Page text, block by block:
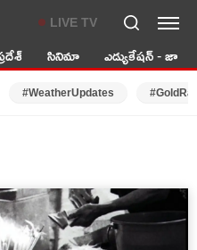
LIVE TV
సినిమా ఎడ్యుకేషన్ - జాబ్స్
#WeatherUpdates